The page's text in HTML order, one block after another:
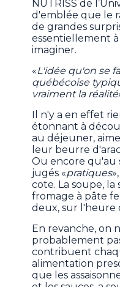
NUTRISS de
d'emblée que le
de grandes
essentiellement
imaginer.
«L'idée qu'on se
québécoise
vraiment la réalité
Il n'y a en effet
étonnant à
au déjeuner,
leur beurre
Ou encore qu'au
jugés «pratiques
cote. La soupe,
fromage à pâte
deux, sur l'heure
En revanche, on
probablement
contribuent
alimentation
que les